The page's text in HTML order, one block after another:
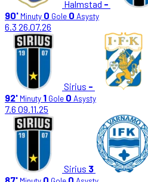
Halmstad -
90' Minuty 0 Gole 0 Asysty
6.3 26.07.26
Sirius -
92' Minuty 1 Gole 0 Asysty
7.6 09.11.25
Sirius 3
87'
0 0